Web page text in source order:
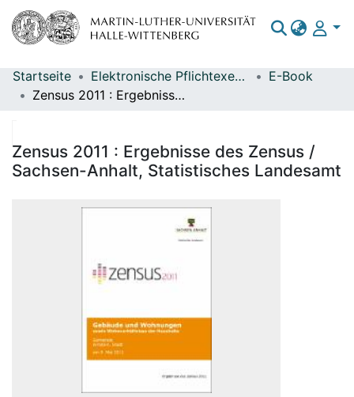
Bereiche & Sammlungen
Statistiken
Startseite Elektronische Pflichtexemplare
E-Book
Zensus 2011 : Ergebnisse des Zensus / Sachsen-Anhalt, Statistisches Landesamt
Zensus 2011 : Ergebnisse des Zensus /
Sachsen-Anhalt, Statistisches Landesamt